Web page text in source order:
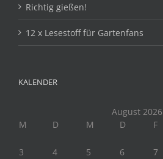
Richtig gießen!
12 x Lesestoff für Gartenfans
KALENDER
August 2026
M
D M D F
3
4 5 6 7